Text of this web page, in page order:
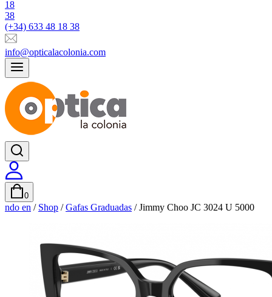
(+34) 633 48 18 38
info@opticalacolonia.com
0
ndo en / Shop / Gafas Graduadas / Jimmy Choo JC 3024 U 5000